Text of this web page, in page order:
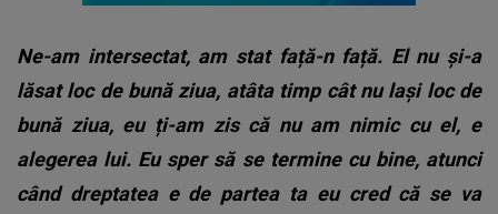
Ne-am intersectat, am stat față-n față. El nu și-a
lăsat loc de bună ziua, atâta timp cât nu lași loc de
bună ziua, eu ți-am zis că nu am nimic cu el, e
alegerea lui. Eu sper să se termine cu bine, atunci
când dreptatea e de partea ta eu cred că se va